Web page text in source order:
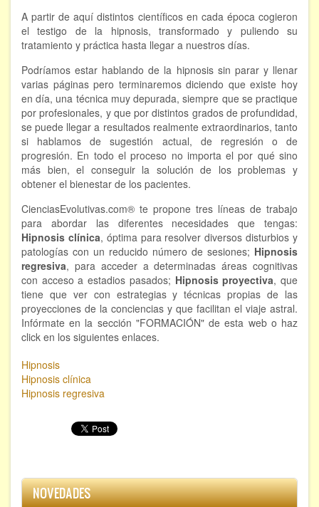
A partir de aquí distintos científicos en cada época cogieron
el testigo de la hipnosis, transformado y puliendo su
tratamiento y práctica hasta llegar a nuestros días.
Podríamos estar hablando de la hipnosis sin parar y llenar
varias páginas pero terminaremos diciendo que existe hoy
en día, una técnica muy depurada, siempre que se practique
por profesionales, y que por distintos grados de profundidad,
se puede llegar a resultados realmente extraordinarios, tanto
si hablamos de sugestión actual, de regresión o de
progresión. En todo el proceso no importa el por qué sino
más bien, el conseguir la solución de los problemas y
obtener el bienestar de los pacientes.
CienciasEvolutivas.com® te propone tres líneas de trabajo
para abordar las diferentes necesidades que tengas:
Hipnosis clínica, óptima para resolver diversos disturbios y
patologías con un reducido número de sesiones; Hipnosis
regresiva, para acceder a determinadas áreas cognitivas
con acceso a estadios pasados; Hipnosis proyectiva, que
tiene que ver con estrategias y técnicas propias de las
proyecciones de la conciencias y que facilitan el viaje astral.
Infórmate en la sección "FORMACIÓN" de esta web o haz
click en los siguientes enlaces.
Hipnosis
Hipnosis clínica
Hipnosis regresiva
NOVEDADES